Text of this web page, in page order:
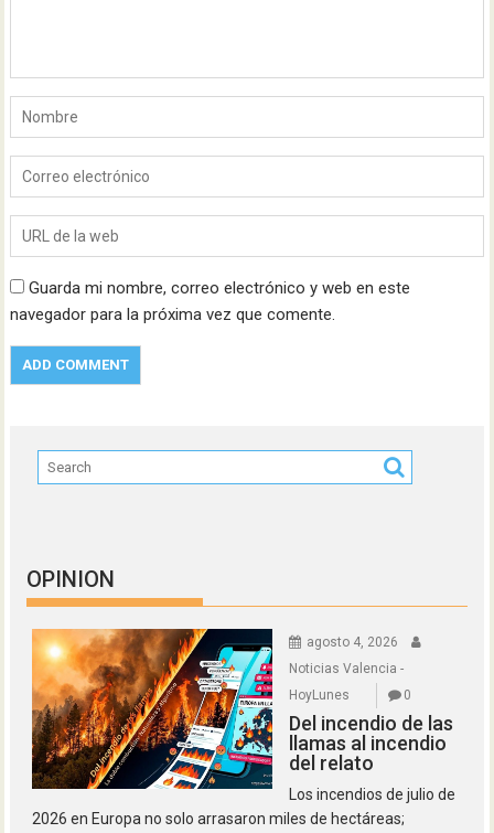
Guarda mi nombre, correo electrónico y web en este
navegador para la próxima vez que comente.
OPINION
agosto 4, 2026
Noticias Valencia -
HoyLunes
0
Del incendio de las
llamas al incendio
del relato
Los incendios de julio de
2026 en Europa no solo arrasaron miles de hectáreas;